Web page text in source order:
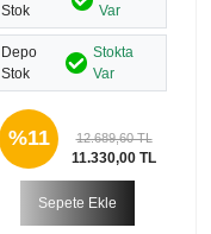
Stok
Var
Depo
Stok
Stokta
Var
%11 12.689,60 TL
11.330,00 TL
Sepete Ekle